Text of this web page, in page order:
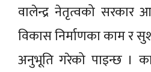
वालेन्द्र नेतृत्वको
विकास निर्माणका काम र
अनुभूति गरेको पाइन्छ ।